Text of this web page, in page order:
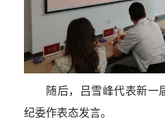
随后，吕雪峰代表新一
纪委作表态发言。